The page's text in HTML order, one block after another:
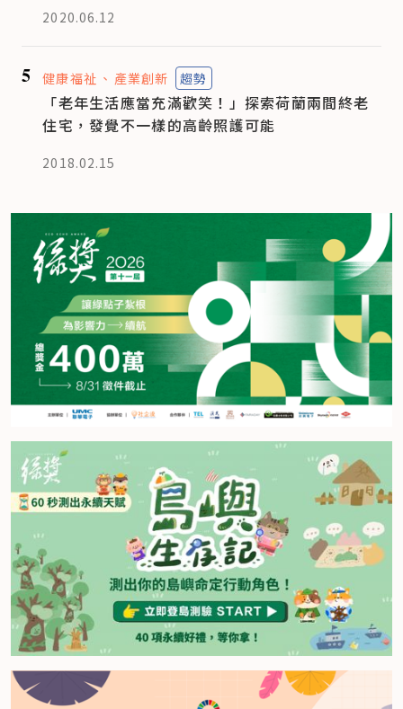
2020.06.12
5 健康福祉 產業創新 趨勢
「老年生活應當充滿歡笑！」探索荷蘭兩間終老
住宅，發覺不一樣的高齡照護可能
2018.02.15